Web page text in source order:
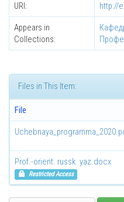
URI: http://
Appears in
Collections:
Files in This Item:
File
Prof.-orient. russk. yaz.docx
Restricted Access